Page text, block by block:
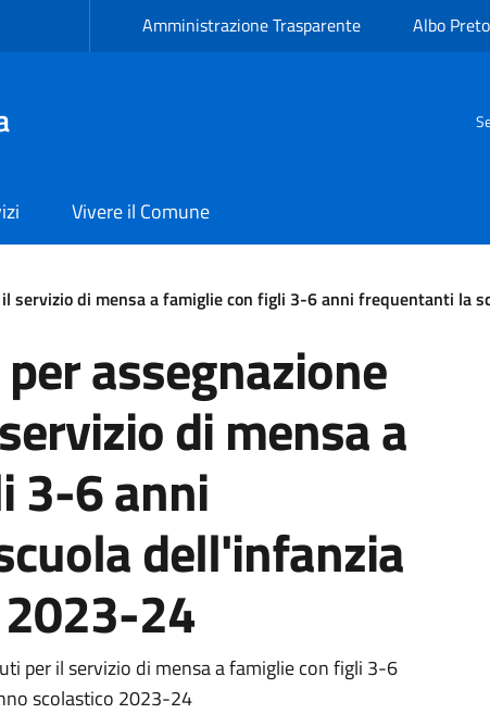
Amministrazione Trasparente Albo
Vivere il Comune
servizio di mensa a famiglie con figli 3-6 anni frequentanti la
assegnazione
di mensa a
3-6 anni
dell'infanzia
24
per il servizio di mensa a famiglie con figli 3-6
scolastico 2023-24